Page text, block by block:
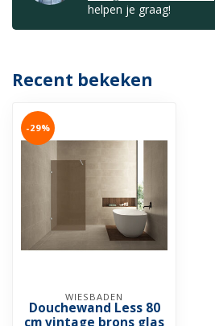
helpen je graag!
Recent bekeken
-29%
WIESBADEN
Douchewand Less 80
cm vintage brons glas